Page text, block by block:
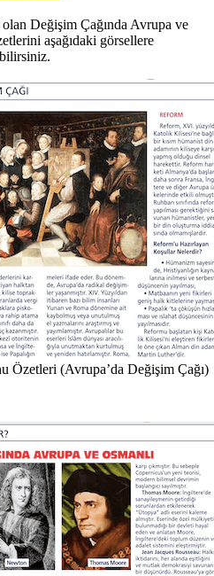
Değişim Çağında Avrupa ve
aşağıdaki görsellere
Özetleri (Avrupa’da Değişim Çağı)